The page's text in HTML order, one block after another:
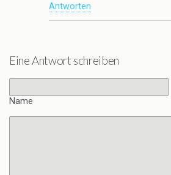
Antworten
Eine Antwort schreiben
Name